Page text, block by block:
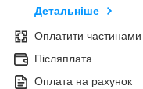
Детальніше
Оплатити частинами
Післяплата
Оплата на рахунок